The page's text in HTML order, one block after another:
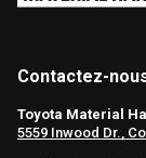
Contactez-
Toyota Material
5559 Inwood Dr.,